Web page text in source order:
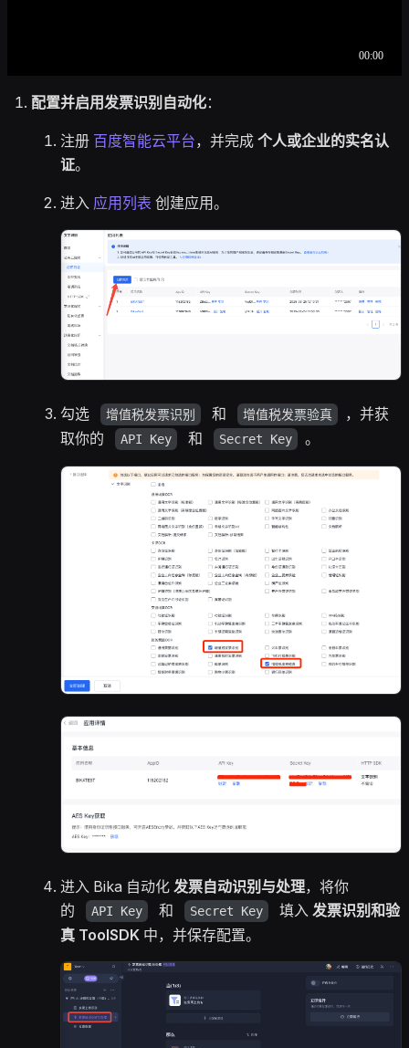
配置并启用发票识别自动化：
注册 百度智能云平台，并完成 个人或企业的实名认
证。
进入 应用列表 创建应用。
勾选 增值税发票识别 和 增值税发票验真
，并获
取你的
API Key 和 Secret Key 。
进入 Bika 自动化 发票自动识别与处理，将你
的
API Key 和 Secret Key 填入 发票识别和验
真 ToolSDK 中，并保存配置。